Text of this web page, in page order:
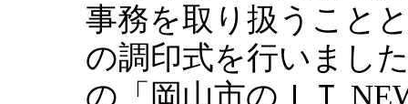
事務を取り扱うこと
の調印式を行いまし
の「岡山市のＩＴ